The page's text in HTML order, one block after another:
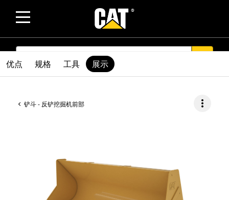
SEARCH
铲斗 - 反铲挖掘机前部 more_vert
优点 规格 工具 展示